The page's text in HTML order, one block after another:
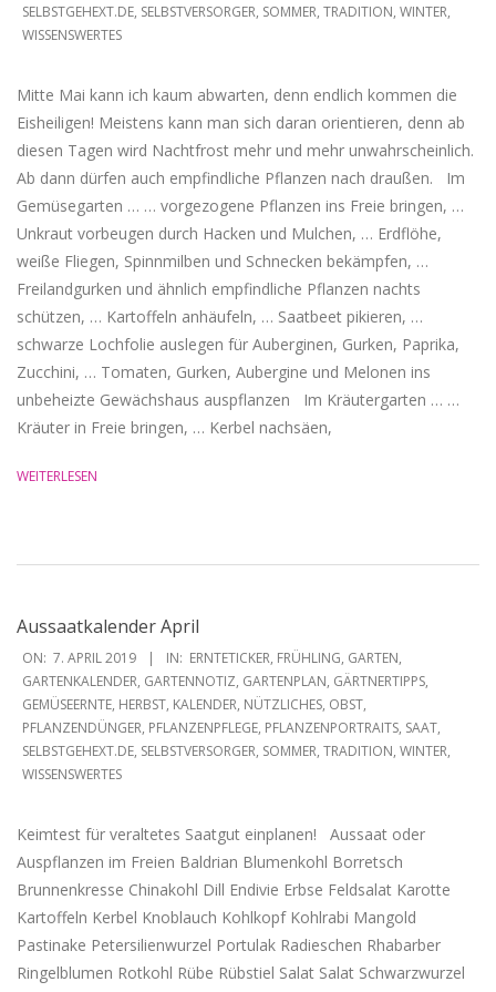
SELBSTGEHEXT.DE, SELBSTVERSORGER, SOMMER, TRADITION, WINTER,
WISSENSWERTES
Mitte Mai kann ich kaum abwarten, denn endlich kommen die
Eisheiligen! Meistens kann man sich daran orientieren, denn ab
diesen Tagen wird Nachtfrost mehr und mehr unwahrscheinlich.
Ab dann dürfen auch empfindliche Pflanzen nach draußen. Im
Gemüsegarten … … vorgezogene Pflanzen ins Freie bringen, …
Unkraut vorbeugen durch Hacken und Mulchen, … Erdflöhe,
weiße Fliegen, Spinnmilben und Schnecken bekämpfen, …
Freilandgurken und ähnlich empfindliche Pflanzen nachts
schützen, … Kartoffeln anhäufeln, … Saatbeet pikieren, …
schwarze Lochfolie auslegen für Auberginen, Gurken, Paprika,
Zucchini, … Tomaten, Gurken, Aubergine und Melonen ins
unbeheizte Gewächshaus auspflanzen Im Kräutergarten … …
Kräuter in Freie bringen, … Kerbel nachsäen,
WEITERLESEN
Aussaatkalender April
2019-
04-
07
ON: 7. APRIL 2019 IN: ERNTETICKER, FRÜHLING, GARTEN,
GARTENKALENDER, GARTENNOTIZ, GARTENPLAN, GÄRTNERTIPPS,
GEMÜSEERNTE, HERBST, KALENDER, NÜTZLICHES, OBST,
PFLANZENDÜNGER, PFLANZENPFLEGE, PFLANZENPORTRAITS, SAAT,
SELBSTGEHEXT.DE, SELBSTVERSORGER, SOMMER, TRADITION, WINTER,
WISSENSWERTES
Keimtest für veraltetes Saatgut einplanen! Aussaat oder
Auspflanzen im Freien Baldrian Blumenkohl Borretsch
Brunnenkresse Chinakohl Dill Endivie Erbse Feldsalat Karotte
Kartoffeln Kerbel Knoblauch Kohlkopf Kohlrabi Mangold
Pastinake Petersilienwurzel Portulak Radieschen Rhabarber
Ringelblumen Rotkohl Rübe Rübstiel Salat Salat Schwarzwurzel